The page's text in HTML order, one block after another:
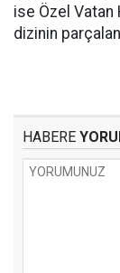
ise Özel Vatan
dizinin
HABERE